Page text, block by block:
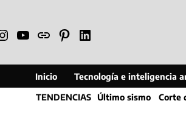
YouTube
WebPinterestLinkedin
Inicio Tecnología e inteligencia
TENDENCIAS Último sismo Corte